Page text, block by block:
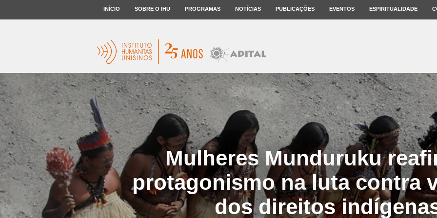
INÍCIO SOBRE O IHU PROGRAMAS NOTÍCIAS PUBLICAÇÕES EVENTOS ESPIRITUALIDADE
Mulheres Munduruku
protagonismo na luta contra
dos direitos